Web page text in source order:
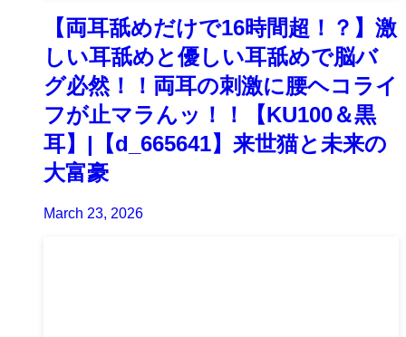
【両耳舐めだけで16時間超！？】激
しい耳舐めと優しい耳舐めで脳バ
グ必然！！両耳の刺激に腰ヘコライ
フが止マラんッ！！【KU100＆黒
耳】|【d_665641】来世猫と未来の
大富豪
March 23, 2026